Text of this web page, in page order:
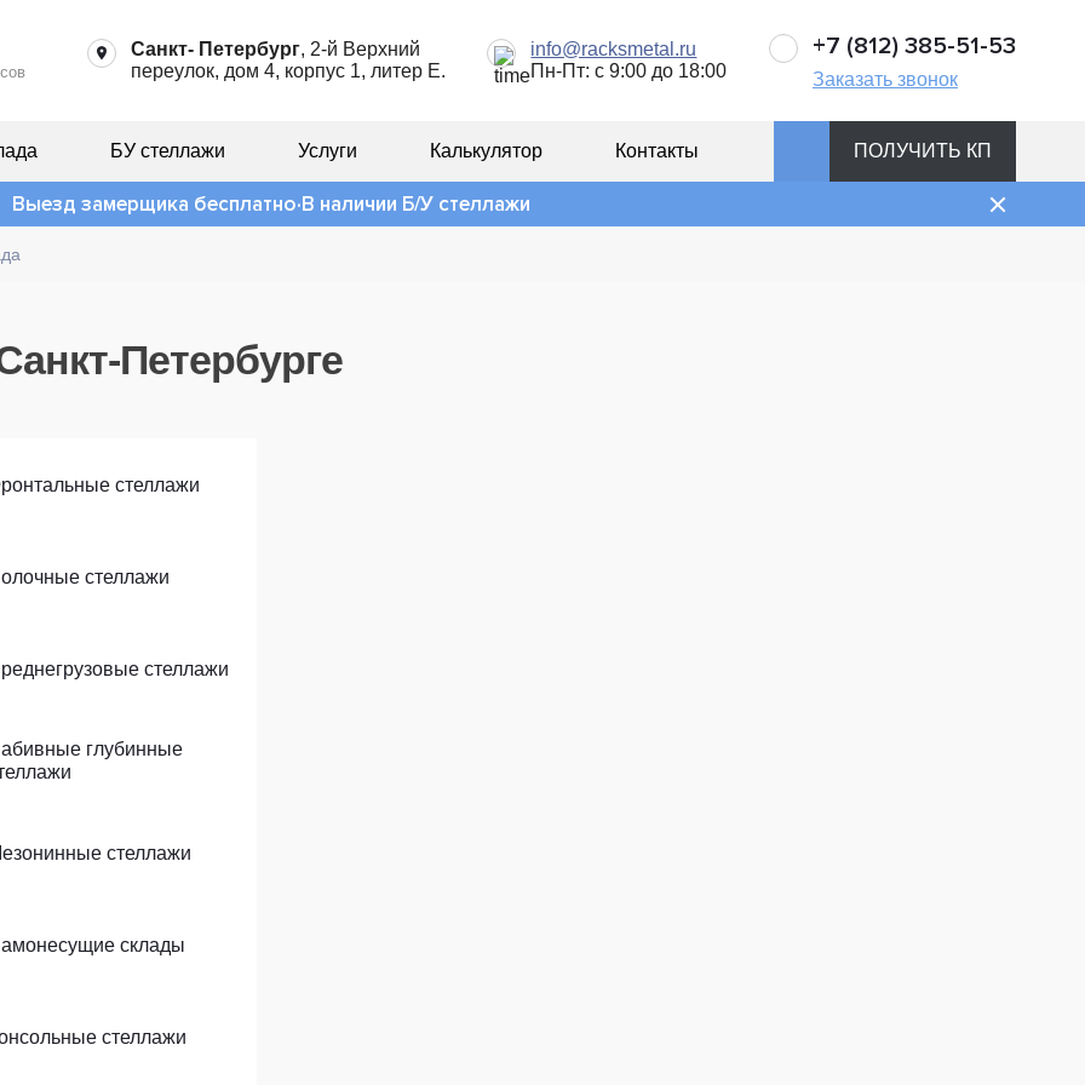
Санкт- Петербург, 2-й Верхний
переулок, дом 4, корпус 1, литер Е.
info@racksmetal.ru
Пн-Пт: с 9:00 до 18:00
+7 (812) 385-51-53
Заказать звонок
БУ стеллажи Услуги Калькулятор Контакты ПОЛУЧИТЬ КП
Выезд замерщика бесплатно В наличии Б/У стеллажи
Петербурге4)
Фронтальные стеллажи
стеллажи
стеллажи
глубинные
стеллажи
склады
стеллажи